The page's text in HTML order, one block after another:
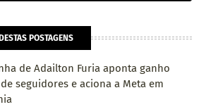
POSTAGENS
de Adailton Furia aponta ganho
seguidores e aciona a Meta em